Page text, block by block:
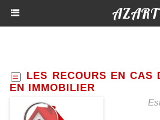
AZART
LES RECOURS EN CAS
EN IMMOBILIER